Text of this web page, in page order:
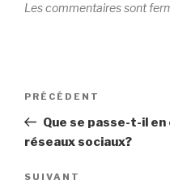
Les commentaires sont
Navigation
l’article
Article
précédent
PRÉCÉDENT
Que se passe-t-il
réseaux sociaux?
SUIVANT